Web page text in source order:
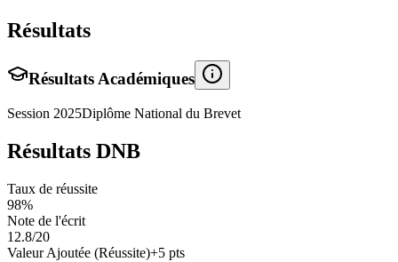
Résultats
Résultats Académiques
Session 2025Diplôme National du Brevet
Résultats DNB
Taux de réussite
98%
Note de l'écrit
12.8/20
Valeur Ajoutée (Réussite)+5 pts